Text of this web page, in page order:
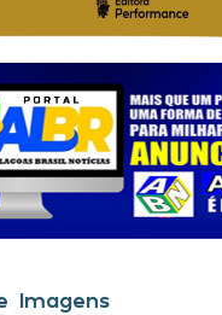
Imagens